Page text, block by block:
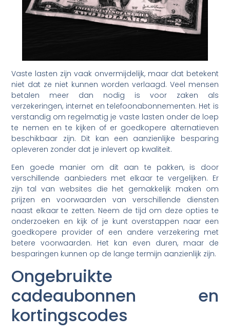
Vaste lasten zijn vaak onvermijdelijk, maar dat betekent
niet dat ze niet kunnen worden verlaagd. Veel mensen
betalen meer dan nodig is voor zaken als
verzekeringen, internet en telefoonabonnementen. Het is
verstandig om regelmatig je vaste lasten onder de loep
te nemen en te kijken of er goedkopere alternatieven
beschikbaar zijn. Dit kan een aanzienlijke besparing
opleveren zonder dat je inlevert op kwaliteit.
Een goede manier om dit aan te pakken, is door
verschillende aanbieders met elkaar te vergelijken. Er
zijn tal van websites die het gemakkelijk maken om
prijzen en voorwaarden van verschillende diensten
naast elkaar te zetten. Neem de tijd om deze opties te
onderzoeken en kijk of je kunt overstappen naar een
goedkopere provider of een andere verzekering met
betere voorwaarden. Het kan even duren, maar de
besparingen kunnen op de lange termijn aanzienlijk zijn.
Ongebruikte
cadeaubonnen en
kortingscodes